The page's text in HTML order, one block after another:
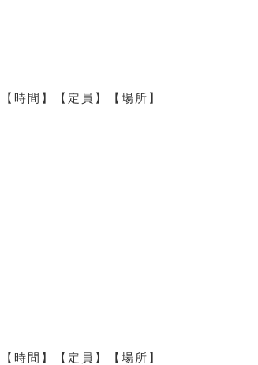
【時間】 【定員】 【場所】
【時間】 【定員】 【場所】